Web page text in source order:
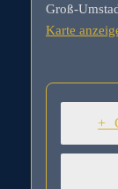
Groß-
Karte
+